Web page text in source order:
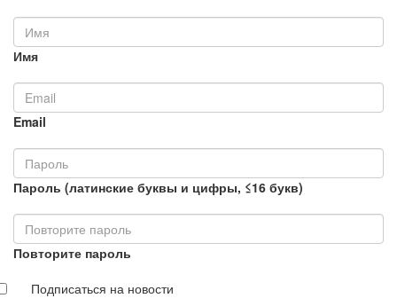
Имя
Email
Пароль (латинские буквы и цифры, ≤16 букв)
Повторите пароль
Подписаться на новости